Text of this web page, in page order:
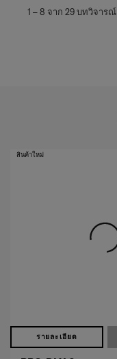
1 –8 จาก 29บทวิจารณ์
รายละเอียด
สินค้าใหม่